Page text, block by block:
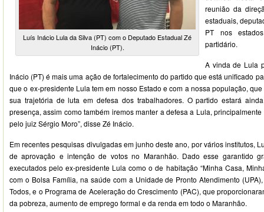
Luís Inácio Lula da Silva (PT) com o Deputado Estadual Zé
Inácio (PT).
reunião da
estaduais,
PT nos
partidário.
A vinda de Lula
Inácio (PT) é mais uma ação de fortalecimento do partido que está unificado
que o ex-presidente Lula tem em nosso Estado e com a nossa população,
sua trajetória de luta em defesa dos trabalhadores. O partido estará
presença, assim como também iremos manter a defesa a Lula,
pelo juiz Sérgio Moro”, disse Zé Inácio.
Em recentes pesquisas divulgadas em junho deste ano, por vários institutos,
de aprovação e intenção de votos no Maranhão. Dado esse garantido
executados pelo ex-presidente Lula como o de habitação “Minha Casa,
com o Bolsa Família, na saúde com a Unidade de Pronto Atendimento
Todos, e o Programa de Aceleração do Crescimento (PAC), que
da pobreza, aumento de emprego formal e da renda em todo o Maranhão.